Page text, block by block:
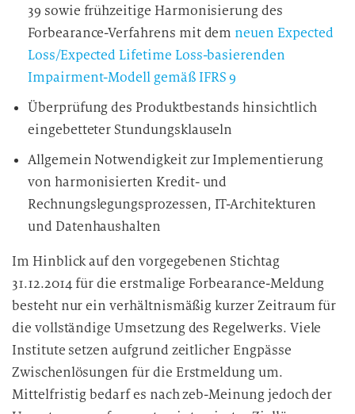
39 sowie frühzeitige Harmonisierung des
Forbearance-Verfahrens mit dem neuen Expected
Loss/Expected Lifetime Loss-basierenden
Impairment-Modell gemäß IFRS 9
Überprüfung des Produktbestands hinsichtlich
eingebetteter Stundungsklauseln
Allgemein Notwendigkeit zur Implementierung
von harmonisierten Kredit- und
Rechnungslegungsprozessen, IT-Architekturen
und Datenhaushalten
Im Hinblick auf den vorgegebenen Stichtag
31.12.2014 für die erstmalige Forbearance-Meldung
besteht nur ein verhältnismäßig kurzer Zeitraum für
die vollständige Umsetzung des Regelwerks. Viele
Institute setzen aufgrund zeitlicher Engpässe
Zwischenlösungen für die Erstmeldung um.
Mittelfristig bedarf es nach zeb-Meinung jedoch der